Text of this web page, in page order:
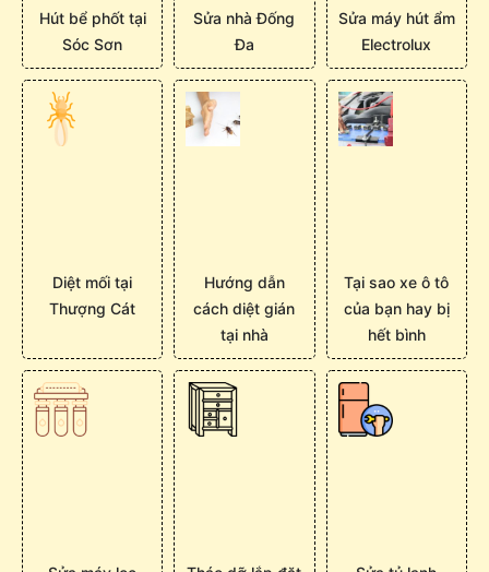
Hút bể phốt tại
Sóc Sơn
Sửa nhà Đống
Đa
Sửa máy hút ẩm
Electrolux
Diệt mối tại
Thượng Cát
Hướng dẫn
cách diệt gián
tại nhà
Tại sao xe ô tô
của bạn hay bị
hết bình